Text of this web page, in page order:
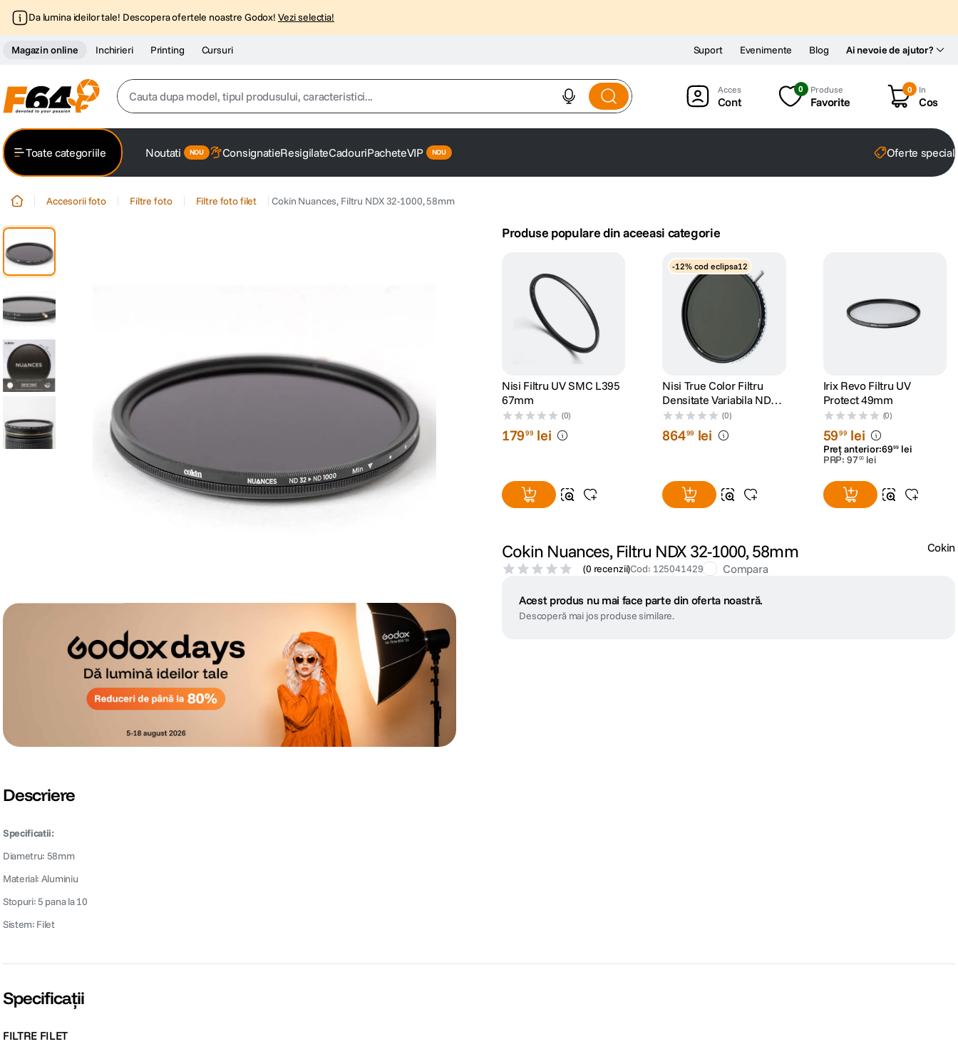
Da lumina ideilor tale! Descopera ofertele noastre Godox! Vezi selectia!
Magazin online Inchirieri Printing Cursuri Ai nevoie de ajutor?
Suport Evenimente Blog
Cauta dupa model, tipul produsului, caracteristici...
2 trepied
7. card memorie
10. insta 360
Cont
0 Produse
Favorite
0 In
Cos
Toate categoriile Noutati ConsignatieResigilateCadouriPacheteVIP Oferte
Accesorii foto Filtre foto Filtre foto filet Cokin Nuances, Filtru NDX 32-1000, 58mm
Produse populare din aceeasi categorie
Nisi Filtru UV SMC L395
67mm
(0)
17999 lei
-12% cod eclipsa12
Nisi True Color Filtru
Densitate Variabila ND2-
32 67mm
(0)
86499 lei
Irix Revo Filtru UV
Protect 49mm
(0)
5999 lei
Preț anterior:6999 lei
PRP: 97 00 lei
Cokin Nuances, Filtru NDX 32-1000, 58mm
(0 recenzii)Cod: 125041429 Compara
Cokin
Acest produs nu mai face parte din oferta noastră.
Descoperă mai jos produse similare.
Descriere
Specificatii:
Diametru: 58mm
Material: Aluminiu
Stopuri: 5 pana la 10
Sistem: Filet
Specificații
FILTRE FILET